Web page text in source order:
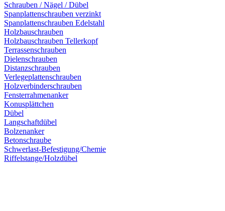
Schrauben / Nägel / Dübel
Spanplattenschrauben verzinkt
Spanplattenschrauben Edelstahl
Holzbauschrauben
Holzbauschrauben Tellerkopf
Terrassenschrauben
Dielenschrauben
Distanzschrauben
Verlegeplattenschrauben
Holzverbinderschrauben
Fensterrahmenanker
Konusplättchen
Dübel
Langschaftdübel
Bolzenanker
Betonschraube
Schwerlast-Befestigung/Chemie
Riffelstange/Holzdübel